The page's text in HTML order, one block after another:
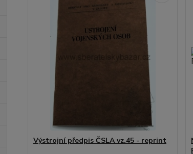
Výstrojní předpis ČSLA vz.45 - reprint